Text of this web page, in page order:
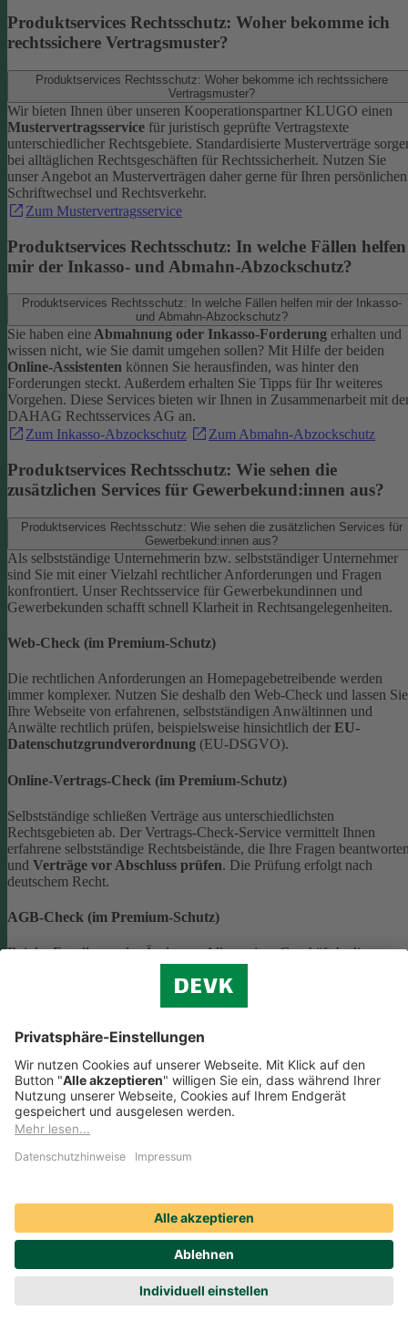
Produktservices Rechtsschutz: Woher bekomme ich
rechtssichere Vertragsmuster?
Produktservices Rechtsschutz: Woher bekomme ich rechtssichere
Vertragsmuster?
Wir bieten Ihnen über unseren Kooperationspartner KLUGO einen
Mustervertragsservice für juristisch geprüfte Vertragstexte
unterschiedlicher Rechtsgebiete. Standardisierte Musterverträge
bei alltäglichen Rechtsgeschäften für Rechtssicherheit. Nutzen Sie
unser Angebot an Musterverträgen daher gerne für Ihren persönlichen
Schriftwechsel und Rechtsverkehr.
Zum Mustervertragsservice
Produktservices Rechtsschutz: In welche Fällen helfen
mir der Inkasso- und Abmahn-Abzockschutz?
Produktservices Rechtsschutz: In welche Fällen helfen mir der Inkasso-
und Abmahn-Abzockschutz?
Sie haben eineAbmahnung oder Inkasso-Forderung erhalten und
wissen nicht, wie Sie damit umgehen sollen? Mit Hilfe der beiden
Online-Assistenten können Sie herausfinden, was hinter den
Forderungen steckt. Außerdem erhalten Sie Tipps für Ihr weiteres
Vorgehen. Diese Services bieten wir Ihnen in Zusammenarbeit mit
DAHAG Rechtsservices AG an.
Zum Inkasso-Abzockschutz
Zum Abmahn-Abzockschutz
Produktservices Rechtsschutz: Wie sehen die
zusätzlichen Services für Gewerbekund:innen aus?
Produktservices Rechtsschutz: Wie sehen die zusätzlichen Services für
Gewerbekund:innen aus?
Als selbstständige Unternehmerin bzw. selbstständiger Unternehmer
sind Sie mit einer Vielzahl rechtlicher Anforderungen und Fragen
konfrontiert. Unser Rechtsservice für Gewerbekundinnen und
Gewerbekunden schafft schnell Klarheit in Rechtsangelegenheiten.
Web-Check (im Premium-Schutz)
Die rechtlichen Anforderungen an Homepagebetreibende werden
immer komplexer. Nutzen Sie deshalb den Web-Check und lassen Sie
Ihre Webseite von erfahrenen, selbstständigen Anwältinnen und
Anwälte rechtlich prüfen, beispielsweise hinsichtlich der EU-
Datenschutzgrundverordnung (EU-DSGVO).
Online-Vertrags-Check (im Premium-Schutz)
Selbstständige schließen Verträge aus unterschiedlichsten
Rechtsgebieten ab. Der Vertrags-Check-Service vermittelt Ihnen
erfahrene selbstständige Rechtsbeistände, die Ihre Fragen
und Verträge vor Abschluss prüfen. Die Prüfung erfolgt nach
deutschem Recht.
AGB-Check (im Premium-Schutz)
Bei der Erstellung oder Änderung Allgemeiner
(AGB) ist eine Vielzahl rechtlicher Vorschriften zu beachten. Wir
helfen Ihnen dabei und vermitteln Ihnen versierte selbstständige
Online-Portal der DAHAG Rechtsservices AG angeboten.
Beratungs-Rechtsschutz bei Unternehmensnachfolge
Wenn Sie Ihre Firma an eine Nachfolgerin oder einen Nachfolger
kompetente, selbstständige Rechtsanwältinnen und Rechtsanwälte,
Rechtsschutz an:0221 757-1996.
Produktservices Krankenversicherung: Welche
Vorteile bietet mir die Krankenversicherungs-App der
DEVK?